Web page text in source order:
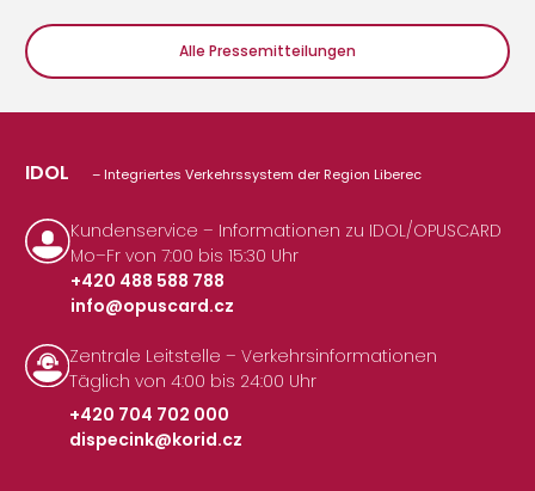
Alle Pressemitteilungen
IDOL – Integriertes Verkehrssystem der Region Liberec
Kundenservice – Informationen zu IDOL/OPUSCARD
Mo–Fr von 7:00 bis 15:30 Uhr
+420 488 588 788
|
info@opuscard.cz
Zentrale Leitstelle – Verkehrsinformationen
Täglich von 4:00 bis 24:00 Uhr
+420 704 702 000
|
dispecink@korid.cz